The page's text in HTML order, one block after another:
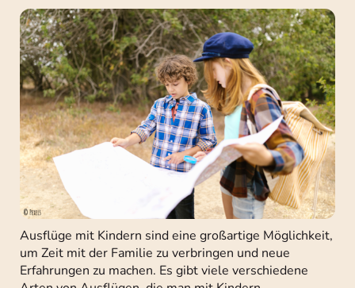
Ausflüge mit Kindern sind eine großartige Möglichkeit,
um Zeit mit der Familie zu verbringen und neue
Erfahrungen zu machen. Es gibt viele verschiedene